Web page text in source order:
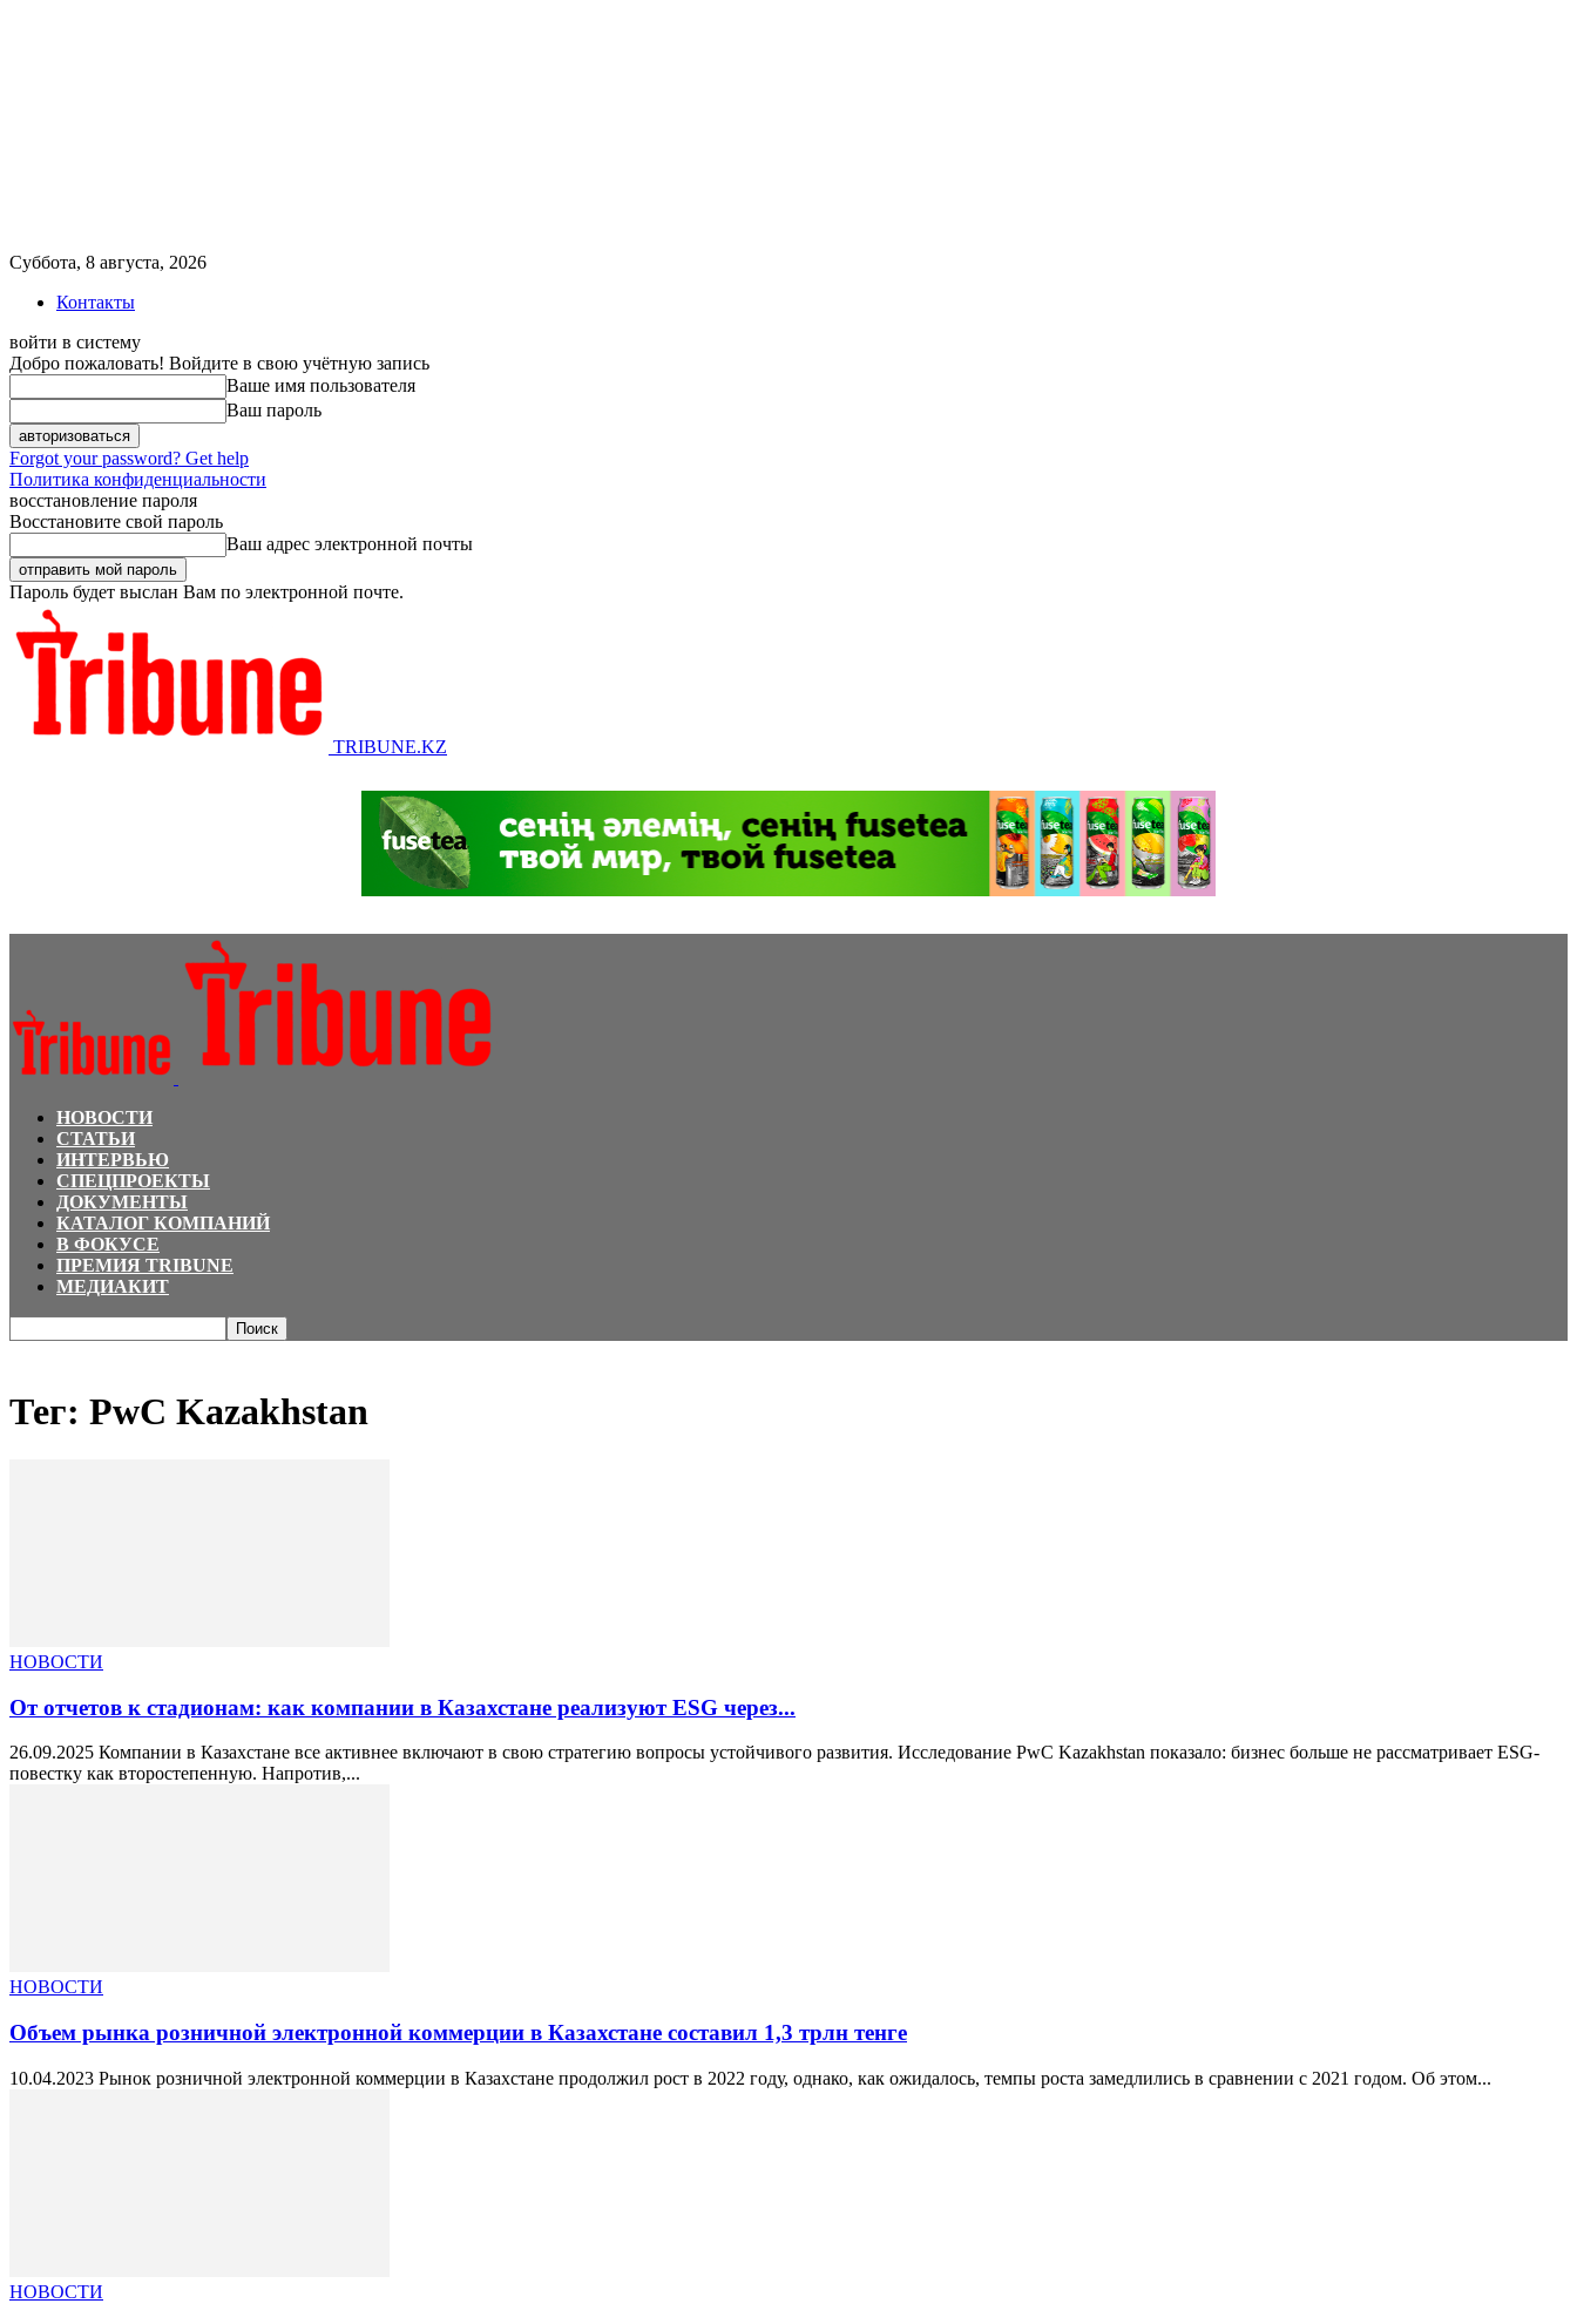
Суббота, 8 августа, 2026
Контакты
войти в систему
Добро пожаловать! Войдите в свою учётную запись
Ваше имя пользователя
Ваш пароль
Forgot your password? Get help
Политика конфиденциальности
восстановление пароля
Восстановите свой пароль
Ваш адрес электронной почты
Пароль будет выслан Вам по электронной почте.
TRIBUNE.KZ
НОВОСТИ
СТАТЬИ
ИНТЕРВЬЮ
СПЕЦПРОЕКТЫ
ДОКУМЕНТЫ
КАТАЛОГ КОМПАНИЙ
В ФОКУСЕ
ПРЕМИЯ TRIBUNE
МЕДИАКИТ
Тег: PwC Kazakhstan
НОВОСТИ
От отчетов к стадионам: как компании в Казахстане реализуют ESG через...
26.09.2025 Компании в Казахстане все активнее включают в свою стратегию вопросы устойчивого развития. Исследование PwC Kazakhstan показало: бизнес больше не рассматривает ESG-
повестку как второстепенную. Напротив,...
НОВОСТИ
Объем рынка розничной электронной коммерции в Казахстане составил 1,3 трлн тенге
10.04.2023 Рынок розничной электронной коммерции в Казахстане продолжил рост в 2022 году, однако, как ожидалось, темпы роста замедлились в сравнении с 2021 годом. Об этом...
НОВОСТИ